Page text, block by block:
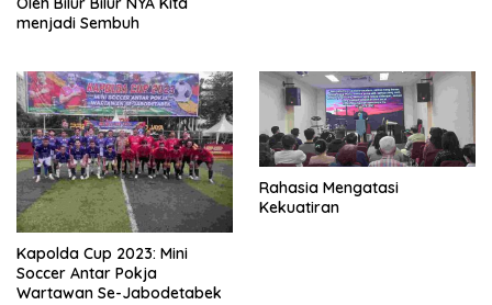
menjadi Sembuh
Kapolda Cup 2023: Mini
Soccer Antar Pokja
Wartawan Se-Jabodetabek
Rahasia Mengatasi
Kekuatiran